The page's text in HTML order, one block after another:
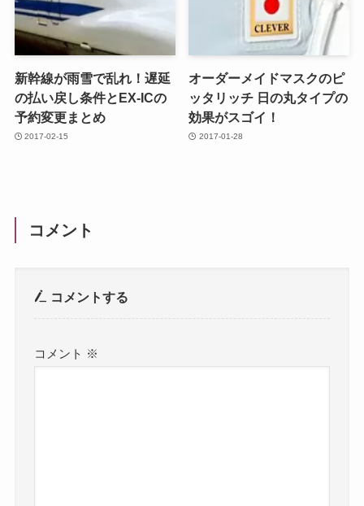
新幹線が雨雪で乱れ！遅延
の払い戻し条件とEX-ICの
予約変更まとめ
2017-02-15
オーダーメイドマスクのピ
ッタリッチ 日の丸タイプの
効果がスゴイ！
2017-01-28
コメント
コメントする
コメント ※